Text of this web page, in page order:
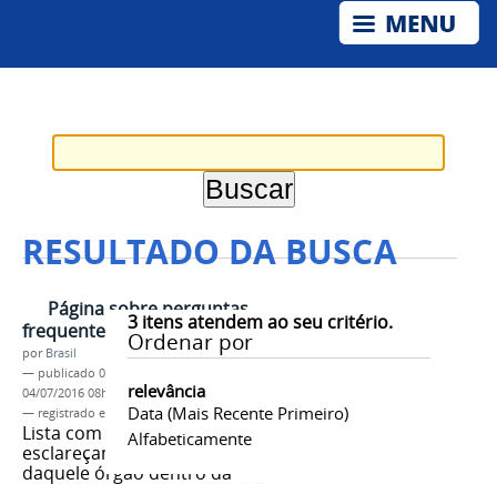
RESULTADO DA BUSCA
3itens atendem ao seu critério.
Ordenar por
relevância
Data (mais Recente Primeiro)
Alfabeticamente
Página sobre perguntas
frequentes
por Brasil
— publicado 04/06/2013
04/07/2016 08h11
— registrado em:
tag 1,tag 2 ,tag 3
Lista com perguntas que
esclareçam como é a atuação
daquele órgão dentro da